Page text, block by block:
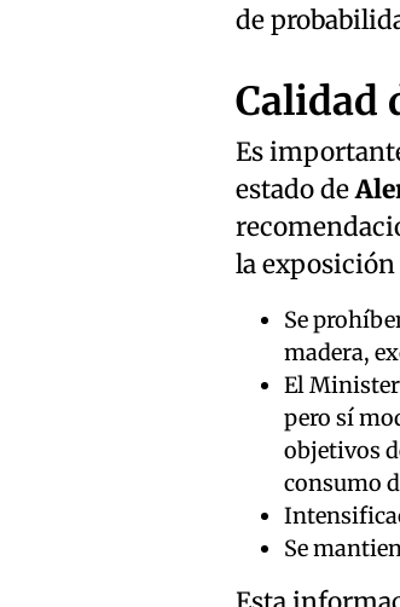
de
Calidad
Es
estado de
la
Se
madera,
El
pero sí
objetivos
consumo
Se